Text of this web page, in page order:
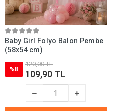
Baby Girl Folyo Balon Pembe
(58x54 cm)
%8
120,00 TL
109,90 TL